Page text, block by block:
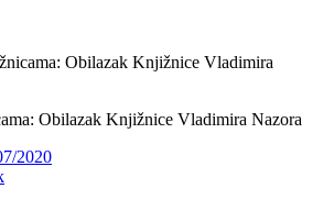
Obilazak Knjižnice Vladimira
2020